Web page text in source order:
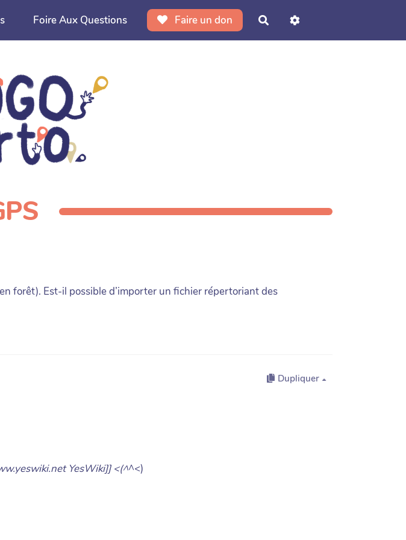
Foire Aux Questions Faire un don Rechercher
forêt). Est-il possible d’importer un fichier répertoriant des
Dupliquer
YesWiki]] <(^^<)